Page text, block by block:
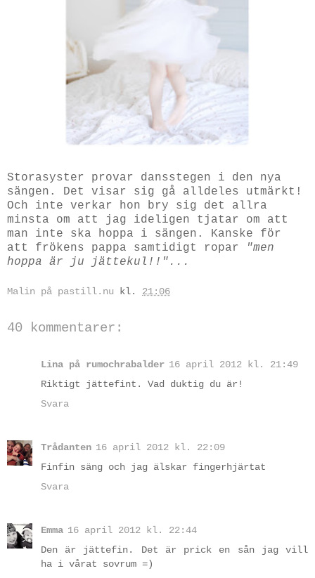
Storasyster provar dansstegen i den nya
sängen. Det visar sig gå alldeles utmärkt!
Och inte verkar hon bry sig det allra
minsta om att jag ideligen tjatar om att
man inte ska hoppa i sängen. Kanske för
att frökens pappa samtidigt ropar
"men
hoppa är ju jättekul!!"...
Malin på pastill.nu kl. 21:06
40 kommentarer:
Lina på rumochrabalder 16 april 2012 kl. 21:49
Riktigt jättefint. Vad duktig du är!
Svara
Trådanten 16 april 2012 kl. 22:09
Finfin säng och jag älskar fingerhjärtat
Svara
Emma 16 april 2012 kl. 22:44
Den är jättefin. Det är prick en sån jag vill
ha i vårat sovrum =)